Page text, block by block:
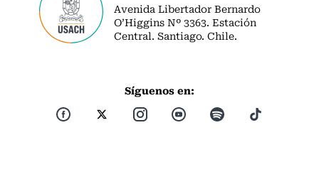
Avenida Libertador Bernardo
O’Higgins Nº 3363. Estación
Central. Santiago. Chile.
Síguenos en: